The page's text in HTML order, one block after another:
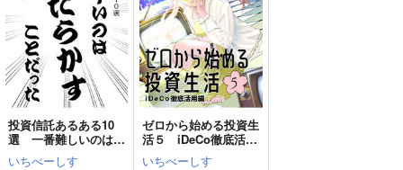
825 （税込）
評論・研究
サンプル
カート
1,210円（税込）
評論・研究
サンプル
カート
投資信託あるある10
選 一番難しいのはほ
ったらかすことだった
いちべーしす
ゼロから始める投資生
活５ iDeCo徹底活用
いちべーしす